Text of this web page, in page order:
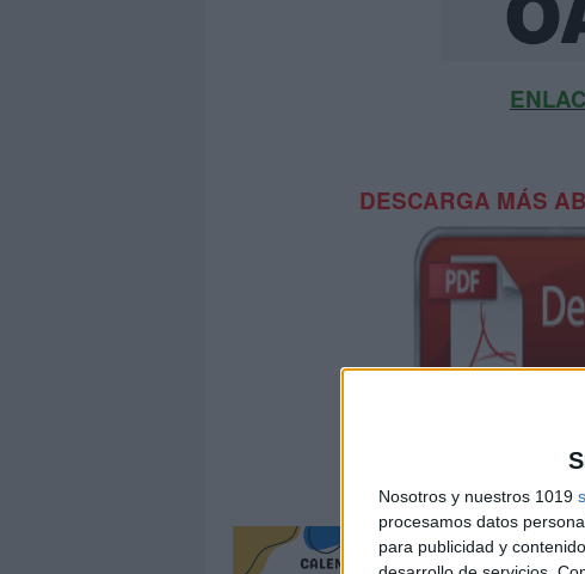
Nosotros y nuestros 1019
procesamos datos
para publicidad y
DESCARGA MÁS
TOY STORY